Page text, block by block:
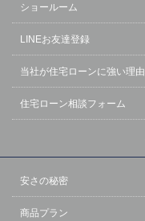
ショールーム
LINEお友達登録
当社が住宅ローンに強い理由
住宅ローン相談フォーム
安さの秘密
商品プラン